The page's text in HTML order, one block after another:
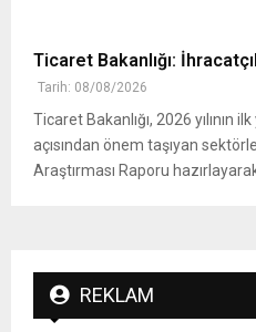
Ticaret Bakanlığı:
Tarih: 08/08/2026
Ticaret Bakanlığı, 2026 yılının
açısından önem taşıyan
Araştırması Raporu
REKLAM